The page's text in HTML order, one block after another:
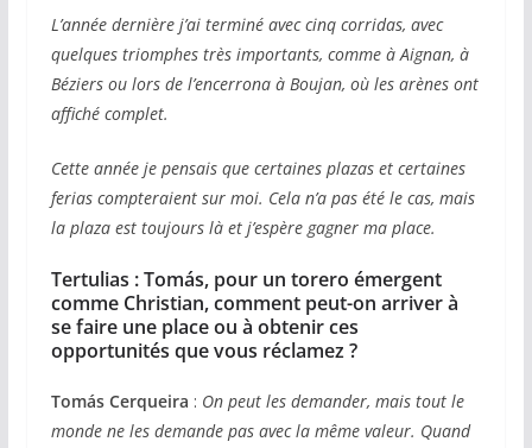
L’année dernière j’ai terminé avec cinq corridas, avec
quelques triomphes très importants, comme à Aignan, à
Béziers ou lors de l’encerrona à Boujan, où les arènes ont
affiché complet.
Cette année je pensais que certaines plazas et certaines
ferias compteraient sur moi. Cela n’a pas été le cas, mais
la plaza est toujours là et j’espère gagner ma place.
Tertulias :Tomás, pour un torero émergent
comme Christian, comment peut-on arriver à
se faire une place ou à obtenir ces
opportunités que vous réclamez ?
Tomás Cerqueira : On peut les demander, mais tout le
monde ne les demande pas avec la même valeur. Quand